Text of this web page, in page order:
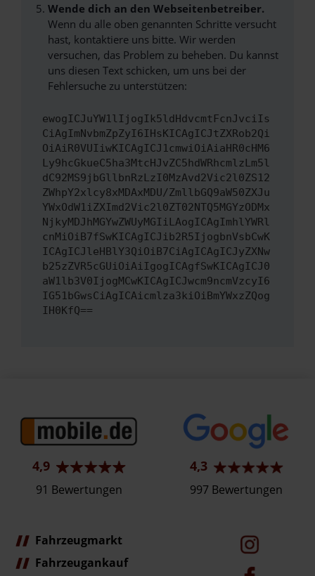
Wende dich an den Webseitenbetreiber.
Wenn du alle oben genannten Schritte versucht
hast, kontaktiere uns bitte. Wir werden
versuchen, das Problem zu beheben. Du kannst
uns diesen Text schicken, um uns bei der
Fehlersuche zu unterstützen:
ewogICJuYW1lIjogIk5ldHdvcmtFcnJvciIs
CiAgImNvbmZpZyI6IHsKICAgICJtZXRob2Qi
OiAiR0VUIiwKICAgICJ1cmwiOiAiaHR0cHM6
Ly9hcGkueC5ha3MtcHJvZC5hdWRhcmlzLm5l
dC92MS9jbGllbnRzLzI0MzAvd2Vic2l0ZS12
ZWhpY2xlcy8xMDAxMDU/ZmllbGQ9aW50ZXJu
YWxOdW1iZXImd2Vic2l0ZT02NTQ5MGYzODMx
NjkyMDJhMGYwZWUyMGIiLAogICAgImhlYWRl
cnMiOiB7fSwKICAgICJib2R5IjogbnVsbCwK
ICAgICJleHBlY3QiOiB7CiAgICAgICJyZXNw
b25zZVR5cGUiOiAiIgogICAgfSwKICAgICJ0
aW1lb3V0IjogMCwKICAgICJwcm9ncmVzcyI6
IG51bGwsCiAgICAicmlza3kiOiBmYWxzZQog
IH0KfQ==
4,9
91 Bewertungen
4,3
997 Bewertungen
Fahrzeugmarkt
Fahrzeugankauf